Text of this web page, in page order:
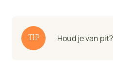
TIP Houd je van